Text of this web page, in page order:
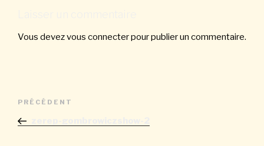
Vous devezvous connecterpour publier un commentaire.
Navigation
l’article
Article
précédent
PRÉCÉDENT